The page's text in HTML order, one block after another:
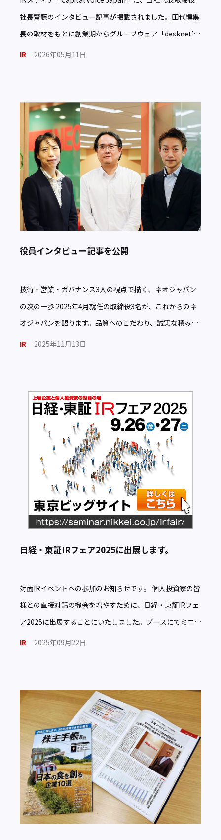
社長齋藤のインタビュー記事が掲載されました。田代編集
長の取材をもとに創業期からグループウェア「desknet’s
NEO」の原点、AIに […]
IR 2026年05月11日
役員インタビュー記事を公開
技術・営業・ガバナンス3人の視点で描く、ネオジャパン
の次の一歩 2025年4月就任の取締役3名が、これからのネ
オジャパンを語ります。品質へのこだわり、誠実な積み重
ね、挑戦を支えるガバナンス——それぞれの原点と、これ
IR 2025年11月13日
日経・東証IRフェア2025に出展します。
対面IRイベントへの参加のお知らせです。 個人投資家の皆
様との直接対話の機会を増やすために、日経・東証IRフェ
ア2025に出展することにいたしました。ブースにてミニセ
ミナーを開催、IR担当者による個別説明もいたします。ア
IR 2025年09月22日